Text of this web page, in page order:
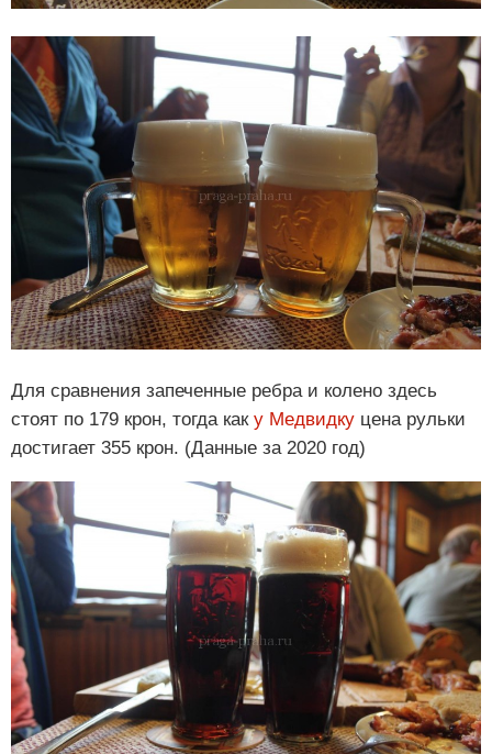
Для сравнения запеченные ребра и колено здесь
стоят по 179 крон, тогда как у Медвидку цена рульки
достигает 355 крон. (Данные за 2020 год)